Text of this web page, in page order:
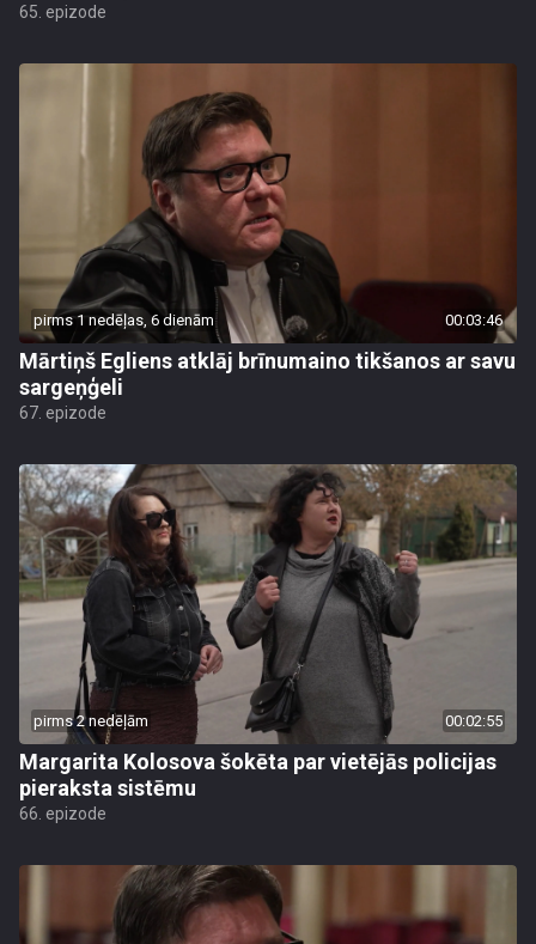
65. epizode
pirms 1 nedēļas, 6 dienām 00:03:46
Mārtiņš Egliens atklāj brīnumaino tikšanos ar savu
sargeņģeli
67. epizode
pirms 2 nedēļām 00:02:55
Margarita Kolosova šokēta par vietējās policijas
pieraksta sistēmu
66. epizode